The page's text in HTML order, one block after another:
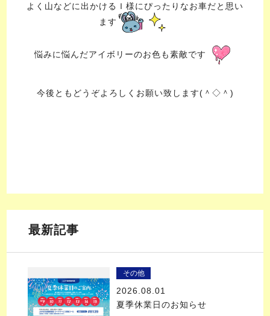
よく山などに出かけるＩ様にぴったりなお車だと思い
ます
悩みに悩んだアイボリーのお色も素敵です
今後ともどうぞよろしくお願い致します(＾◇＾)
最新記事
その他
2026.08.01
夏季休業日のお知らせ